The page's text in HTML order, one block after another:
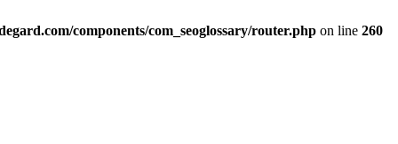
components/com_seoglossary/router.php on line 260